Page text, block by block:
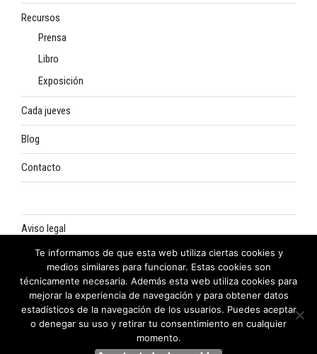
Recursos
Prensa
Libro
Exposición
Cada jueves
Blog
Contacto
Aviso legal
Política de privacidad
Política de cookies
Te informamos de que esta web utiliza ciertas cookies y
medios similares para funcionar. Estas cookies son
técnicamente necesaria. Además esta web utiliza cookies para
mejorar la experiencia de navegación y para obtener datos
estadísticos de la navegación de los usuarios. Puedes aceptar
o denegar su uso y retirar tu consentimiento en cualquier
momento.